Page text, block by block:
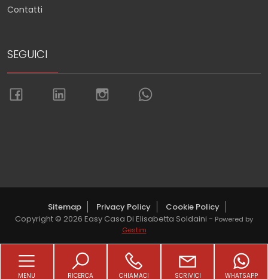
Contatti
SEGUICI
Sitemap Privacy Policy
Cookie Policy
Copyright © 2026 Easy Casa Di Elisabetta Soldaini - Powered by
Gestim
MENU RICERCA CHIAMACI SCRIVICI WHATSAPP